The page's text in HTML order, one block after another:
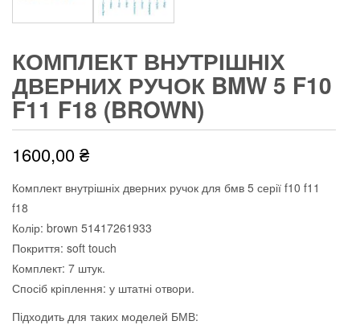
КОМПЛЕКТ ВНУТРІШНІХ
ДВЕРНИХ РУЧОК BMW 5 F10
F11 F18 (BROWN)
1600,00₴
Комплект внутрішніх дверних ручок для бмв 5 серії f10 f11
f18
Колір: brown 51417261933
Покриття: soft touch
Комплект: 7 штук.
Спосіб кріплення: у штатні отвори.
Підходить для таких моделей БМВ: